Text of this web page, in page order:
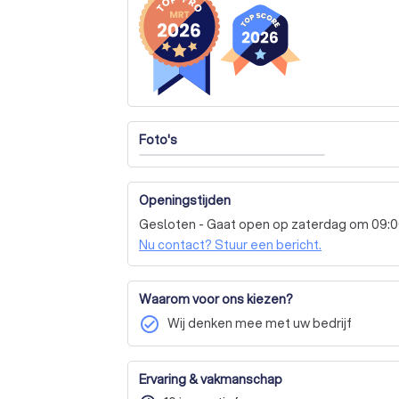
Foto's
Openingstijden
Gesloten - Gaat open op zaterdag om
Nu contact? Stuur een bericht.
Waarom voor ons kiezen?
check_circle Wij denken mee met uw bedrijf
Ervaring & vakmanschap